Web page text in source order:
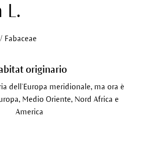
L.
Fabaceae
originario
dell’Europa meridionale, ma ora è
Medio Oriente, Nord Africa e
America